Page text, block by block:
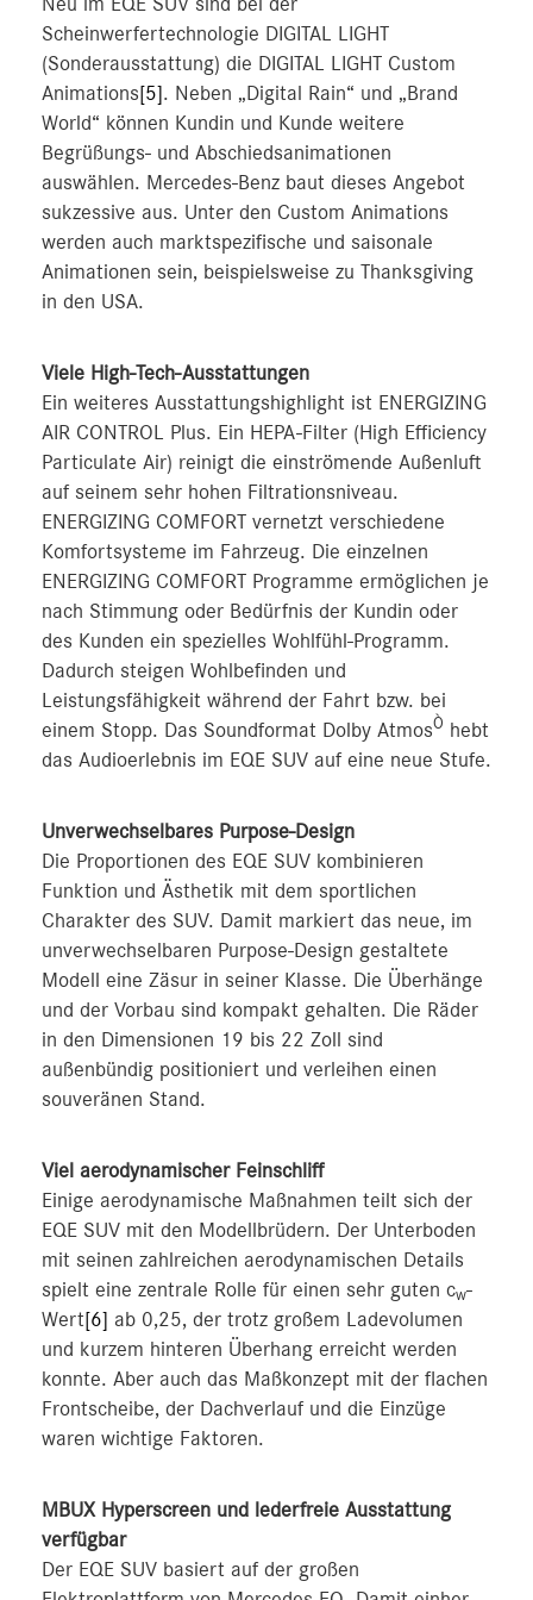
Neu im EQE SUV sind bei der
Scheinwerfertechnologie DIGITAL LIGHT
(Sonderausstattung) die DIGITAL LIGHT Custom
Animations[5]. Neben „Digital Rain“ und „Brand
World“ können Kundin und Kunde weitere
Begrüßungs- und Abschiedsanimationen
auswählen. Mercedes-Benz baut dieses Angebot
sukzessive aus. Unter den Custom Animations
werden auch marktspezifische und saisonale
Animationen sein, beispielsweise zu Thanksgiving
in den USA.
Viele High-Tech-Ausstattungen
Ein weiteres Ausstattungshighlight ist ENERGIZING
AIR CONTROL Plus. Ein HEPA-Filter (High Efficiency
Particulate Air) reinigt die einströmende Außenluft
auf seinem sehr hohen Filtrationsniveau.
ENERGIZING COMFORT vernetzt verschiedene
Komfortsysteme im Fahrzeug. Die einzelnen
ENERGIZING COMFORT Programme ermöglichen je
nach Stimmung oder Bedürfnis der Kundin oder
des Kunden ein spezielles Wohlfühl-Programm.
Dadurch steigen Wohlbefinden und
Leistungsfähigkeit während der Fahrt bzw. bei
einem Stopp. Das Soundformat Dolby AtmosÒ hebt
das Audioerlebnis im EQE SUV auf eine neue Stufe.
Unverwechselbares Purpose-Design
Die Proportionen des EQE SUV kombinieren
Funktion und Ästhetik mit dem sportlichen
Charakter des SUV. Damit markiert das neue, im
unverwechselbaren Purpose-Design gestaltete
Modell eine Zäsur in seiner Klasse. Die Überhänge
und der Vorbau sind kompakt gehalten. Die Räder
in den Dimensionen 19 bis 22 Zoll sind
außenbündig positioniert und verleihen einen
souveränen Stand.
Viel aerodynamischer Feinschliff
Einige aerodynamische Maßnahmen teilt sich der
EQE SUV mit den Modellbrüdern. Der Unterboden
mit seinen zahlreichen aerodynamischen Details
spielt eine zentrale Rolle für einen sehr guten cw-
Wert[6] ab 0,25, der trotz großem Ladevolumen
und kurzem hinteren Überhang erreicht werden
konnte. Aber auch das Maßkonzept mit der flachen
Frontscheibe, der Dachverlauf und die Einzüge
waren wichtige Faktoren.
MBUX Hyperscreen und lederfreie Ausstattung
verfügbar
Der EQE SUV basiert auf der großen